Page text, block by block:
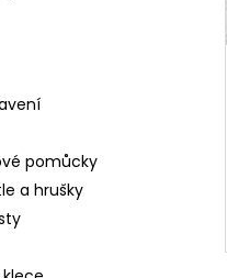
pomůcky
a hrušky